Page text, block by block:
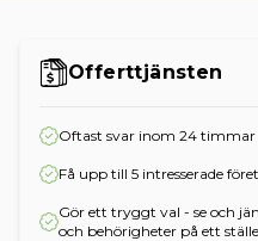
Offerttjänsten
Oftast svar inom 24 timmar
Få upp till 5 intresserade
Gör ett tryggt val - se och
och behörigheter på ett ställe